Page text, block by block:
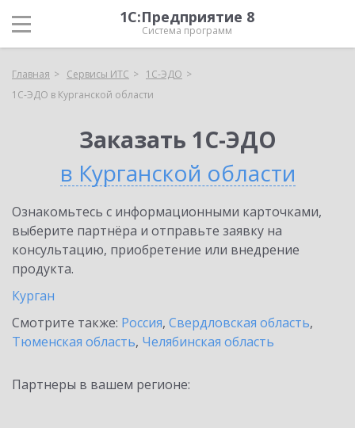
1С:Предприятие 8
Система программ
Главная Сервисы ИТС
1С-ЭДО
1С-ЭДО в Курганской области
Заказать 1С-ЭДО
в Курганской области
Ознакомьтесь с информационными карточками,
выберите партнёра и отправьте заявку на
консультацию, приобретение или внедрение
продукта.
Курган
Смотрите также: Россия, Свердловская область,
Тюменская область, Челябинская область
Партнеры в вашем регионе: